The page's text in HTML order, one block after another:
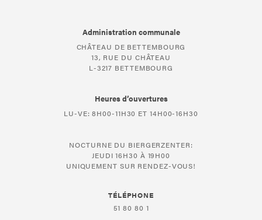
Administration communale
CHÂTEAU DE BETTEMBOURG
13, RUE DU CHÂTEAU
L-3217 BETTEMBOURG
Heures d’ouvertures
LU-VE: 8H00-11H30 ET 14H00-16H30
NOCTURNE DU BIERGERZENTER:
JEUDI 16H30 À 19H00
UNIQUEMENT SUR RENDEZ-VOUS!
TÉLÉPHONE
51 80 80 1